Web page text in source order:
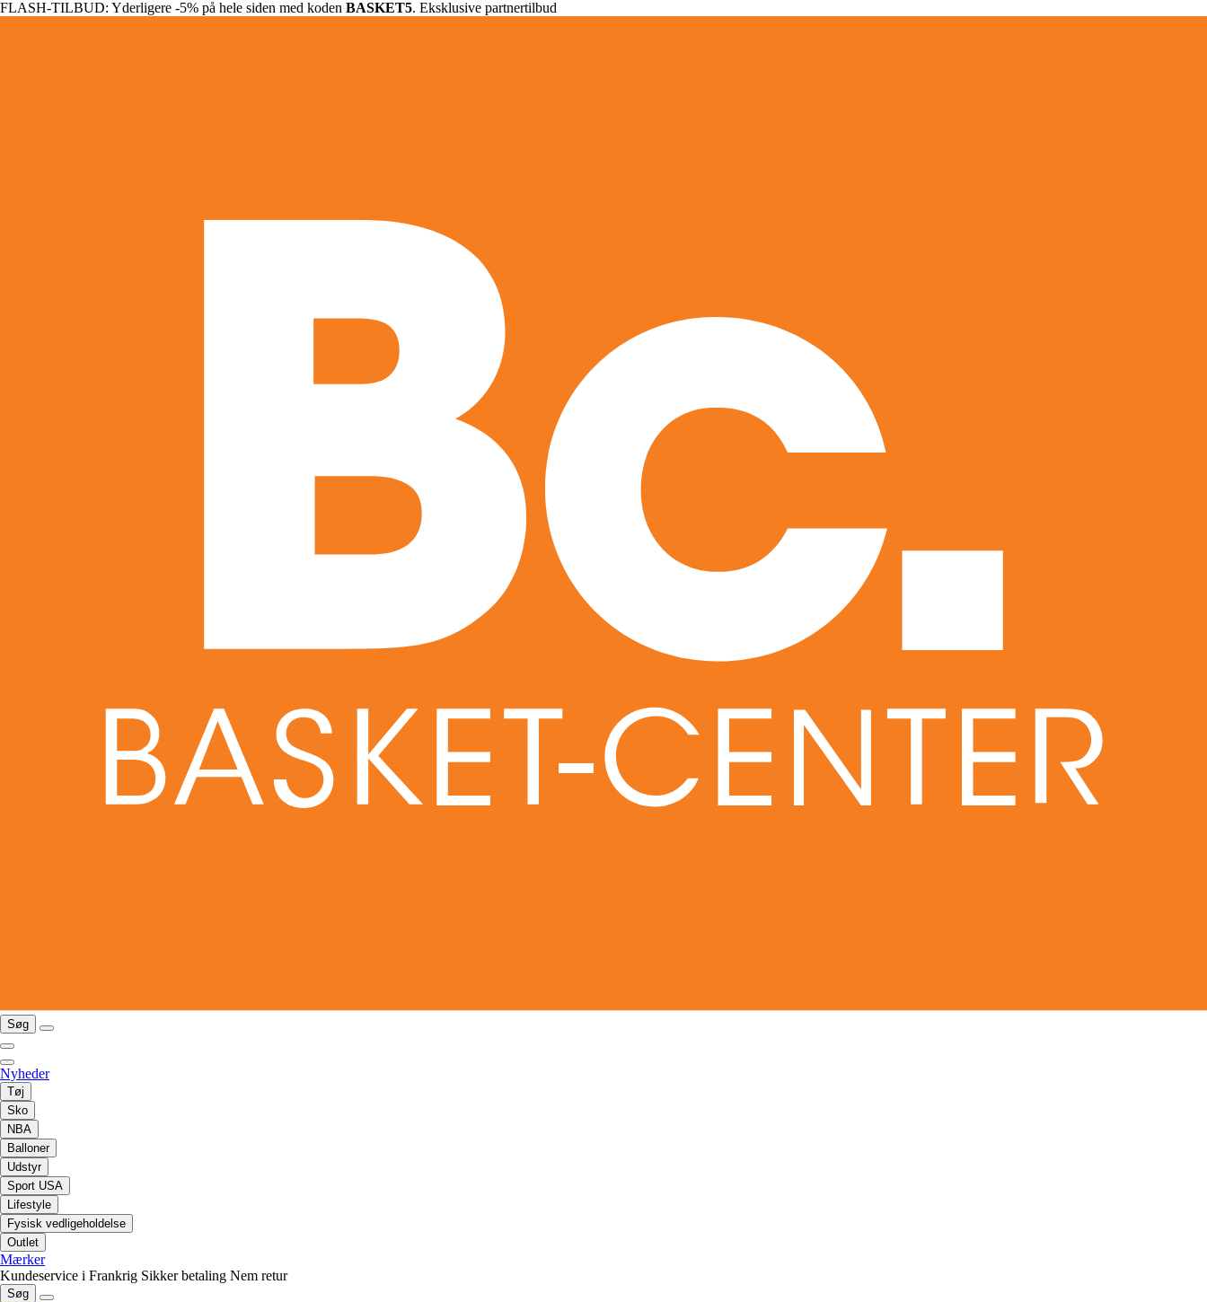
FLASH-TILBUD: Yderligere -5% på hele siden med koden BASKET5. Eksklusive partnertilbud
Søg
Nyheder
Tøj
Sko
NBA
Balloner
Udstyr
Sport USA
Lifestyle
Fysisk vedligeholdelse
Outlet
Mærker
Kundeservice i Frankrig Sikker betaling Nem retur
Søg